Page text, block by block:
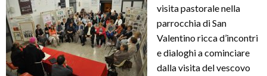
visita pastorale nella
parrocchia di San
Valentino ricca d’incontri
e dialoghi a cominciare
dalla visita del vescovo